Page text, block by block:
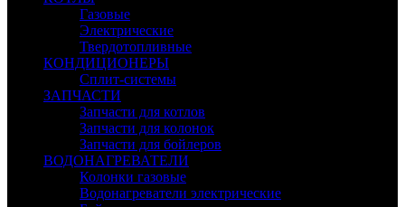
Газовые
Электрические
Твердотопливные
КОНДИЦИОНЕРЫ
Сплит-системы
ЗАПЧАСТИ
Запчасти для котлов
Запчасти для колонок
Запчасти для бойлеров
ВОДОНАГРЕВАТЕЛИ
Колонки газовые
Водонагреватели электрические